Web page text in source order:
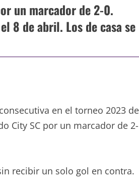
un marcador de 2-0.
8 de abril. Los de casa se
en el torneo 2023 de
City SC por un marcador de 2-
recibir un solo gol en contra.